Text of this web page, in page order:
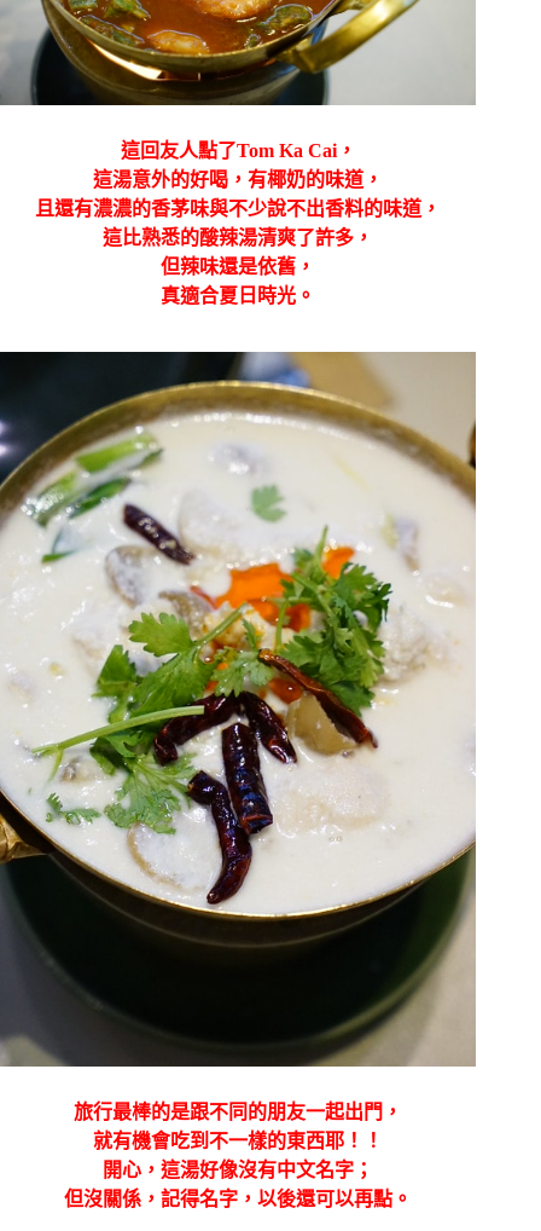
這回友人點了Tom Ka Cai，
這湯意外的好喝，有椰奶的味道，
且還有濃濃的香茅味與不少說不出香料的味道，
這比熟悉的酸辣湯清爽了許多，
但辣味還是依舊，
真適合夏日時光。
旅行最棒的是跟不同的朋友一起出門，
就有機會吃到不一樣的東西耶！！
開心，這湯好像沒有中文名字；
但沒關係，記得名字，以後還可以再點。